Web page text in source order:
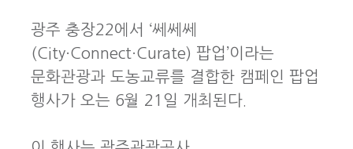
광주 충장22에서 ‘쎄쎄쎄
(City·Connect·Curate) 팝업’이라는
문화관광과 도농교류를 결합한 캠페인 팝업
행사가 오는 6월 21일 개최된다.